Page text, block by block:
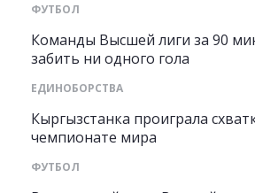
ФУТБОЛ
Команды Высшей лиги за 90
забить ни одного гола
ЕДИНОБОРСТВА
Кыргызстанка проиграла
чемпионате мира
ФУТБОЛ